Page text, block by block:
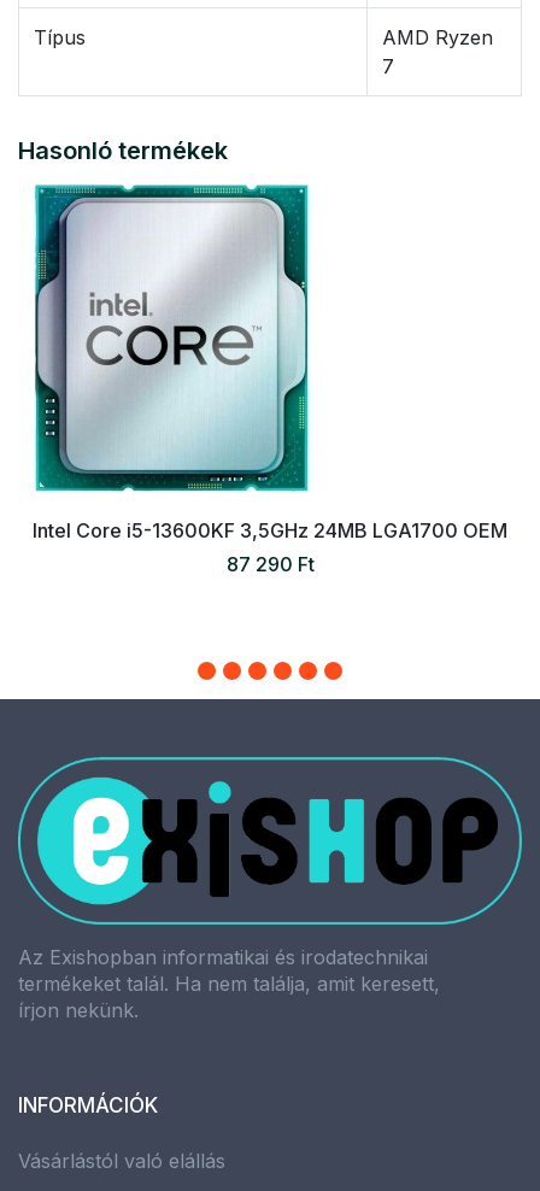
Típus
AMD Ryzen
7
Hasonló termékek
Intel Core i5-13600KF 3,5GHz 24MB LGA1700 OEM
87 290 Ft
Az Exishopban informatikai és irodatechnikai
termékeket talál. Ha nem találja, amit keresett,
írjon nekünk.
INFORMÁCIÓK
Vásárlástól való elállás